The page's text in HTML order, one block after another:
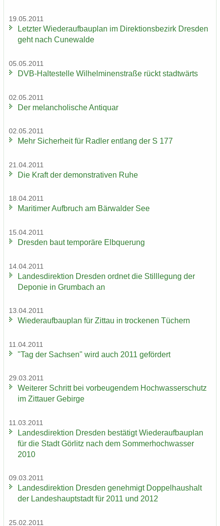
19.05.2011
Letz­ter Wie­der­auf­bau­plan im Di­rek­ti­ons­be­zirk Dres­den
geht nach Cu­n­e­wal­de
05.05.2011
DVB-​Haltestelle Wil­hel­mi­nen­stra­ße rückt stadt­wärts
02.05.2011
Der me­lan­cho­li­sche An­ti­quar
02.05.2011
Mehr Si­cher­heit für Rad­ler ent­lang der S 177
21.04.2011
Die Kraft der de­mons­tra­ti­ven Ruhe
18.04.2011
Ma­ri­ti­mer Auf­bruch am Bär­wal­der See
15.04.2011
Dres­den baut tem­po­rä­re Elb­que­rung
14.04.2011
Lan­des­di­rek­ti­on Dres­den ord­net die Still­le­gung der
De­po­nie in Grum­bach an
13.04.2011
Wie­der­auf­bau­plan für Zit­tau in tro­cke­nen Tü­chern
11.04.2011
"Tag der Sach­sen" wird auch 2011 ge­för­dert
29.03.2011
Wei­te­rer Schritt bei vor­beu­gen­dem Hoch­was­ser­schutz
im Zit­tau­er Ge­bir­ge
11.03.2011
Lan­des­di­rek­ti­on Dres­den be­stä­tigt Wie­der­auf­bau­plan
für die Stadt Gör­litz nach dem Som­mer­hoch­was­ser
2010
09.03.2011
Lan­des­di­rek­ti­on Dres­den ge­neh­migt Dop­pel­haus­halt
der Lan­des­haupt­stadt für 2011 und 2012
25.02.2011